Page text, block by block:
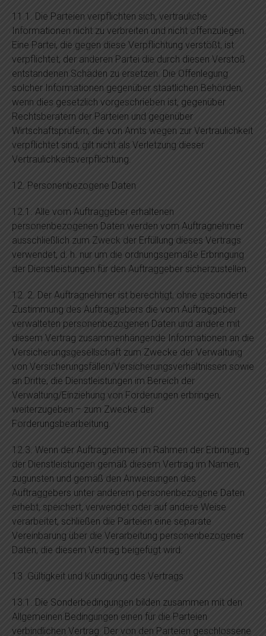
11.1. Die Parteien verpflichten sich, vertrauliche
Informationen nicht zu verbreiten und nicht offenzulegen.
Eine Partei, die gegen diese Verpflichtung verstößt, ist
verpflichtet, der anderen Partei die durch diesen Verstoß
entstandenen Schäden zu ersetzen. Die Offenlegung
solcher Informationen gegenüber staatlichen Behörden,
wenn dies gesetzlich vorgeschrieben ist, gegenüber
Rechtsberatern der Parteien und gegenüber
Wirtschaftsprüfern, die von Amts wegen zur Vertraulichkeit
verpflichtet sind, gilt nicht als Verletzung dieser
Vertraulichkeitsverpflichtung.
12. Personenbezogene Daten
12.1. Alle vom Auftraggeber erhaltenen
personenbezogenen Daten werden vom Auftragnehmer
ausschließlich zum Zweck der Erfüllung dieses Vertrags
verwendet, d. h. nur um die ordnungsgemäße Erbringung
der Dienstleistungen für den Auftraggeber sicherzustellen.
12. 2. Der Auftragnehmer ist berechtigt, ohne gesonderte
Zustimmung des Auftraggebers die vom Auftraggeber
verwalteten personenbezogenen Daten und andere mit
diesem Vertrag zusammenhängende Informationen an die
Versicherungsgesellschaft zum Zwecke der Verwaltung
von Versicherungsfällen/Versicherungsverhältnissen sowie
an Dritte, die Dienstleistungen im Bereich der
Verwaltung/Einziehung von Forderungen erbringen,
weiterzugeben – zum Zwecke der
Forderungsbearbeitung.
12.3. Wenn der Auftragnehmer im Rahmen der Erbringung
der Dienstleistungen gemäß diesem Vertrag im Namen,
zugunsten und gemäß den Anweisungen des
Auftraggebers unter anderem personenbezogene Daten
erhebt, speichert, verwendet oder auf andere Weise
verarbeitet, schließen die Parteien eine separate
Vereinbarung über die Verarbeitung personenbezogener
Daten, die diesem Vertrag beigefügt wird.
13. Gültigkeit und Kündigung des Vertrags
13.1. Die Sonderbedingungen bilden zusammen mit den
Allgemeinen Bedingungen einen für die Parteien
verbindlichen Vertrag. Der von den Parteien geschlossene